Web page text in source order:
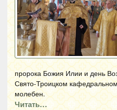
пророка Божия Илии и день
Свято-Троицком
молебен.
Читать…